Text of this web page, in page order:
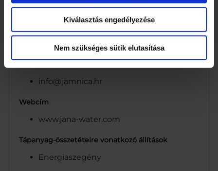
Kiválasztás engedélyezése
Nem szükséges sütik elutasítása
Habzásgátló: E900
Tel: +385 1 2393 111
info@jamnica.hr
Webcím
www.jana-water.com
Tápanyag-összetételre vonatkozó állítások
Energiaszegény